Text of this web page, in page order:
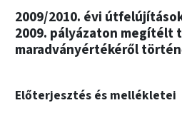
2009/2010. évi
2009. pályázaton megítélt
maradványértékéről
Előterjesztés és mellékletei